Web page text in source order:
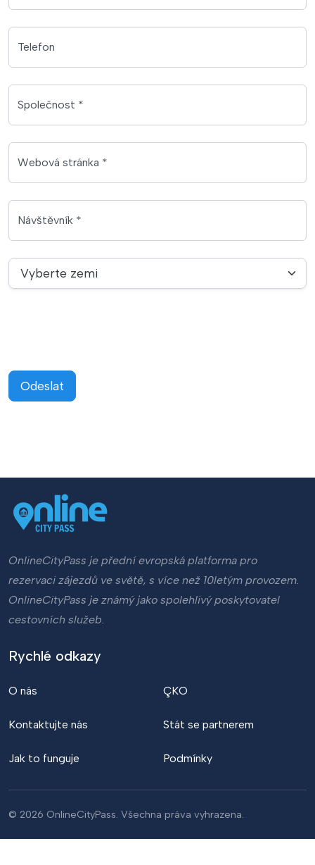
Telefon
Společnost *
Webová stránka *
Návštěvník *
Vyberte zemi
Odeslat
OnlineCityPass je přední evropská platforma pro
rezervaci zájezdů ve světě, s více než 10letým provozem.
OnlineCityPass je známý jako spolehlivý poskytovatel
cestovních služeb.
Rychlé odkazy
O nás
Kontaktujte nás
Jak to funguje
ÇKO
Stát se partnerem
Podmínky
© 2026 OnlineCityPass. Všechna práva vyhrazena.